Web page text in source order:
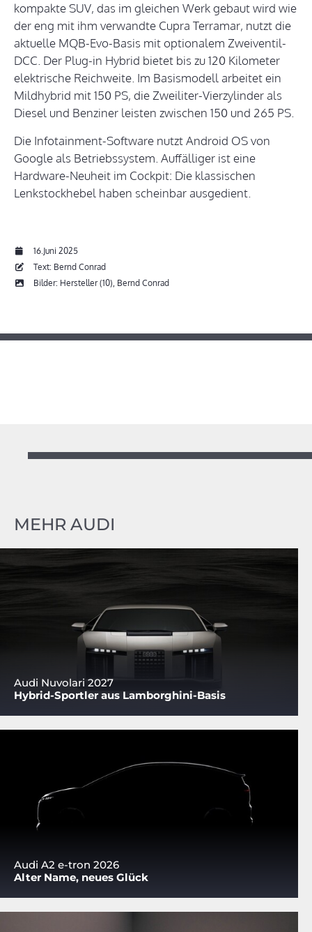
kompakte SUV, das im gleichen Werk gebaut wird wie
der eng mit ihm verwandte Cupra Terramar, nutzt die
aktuelle MQB-Evo-Basis mit optionalem Zweiventil-
DCC. Der Plug-in Hybrid bietet bis zu 120 Kilometer
elektrische Reichweite. Im Basismodell arbeitet ein
Mildhybrid mit 150 PS, die Zweiliter-Vierzylinder als
Diesel und Benziner leisten zwischen 150 und 265 PS.
Die Infotainment-Software nutzt Android OS von
Google als Betriebssystem. Auffälliger ist eine
Hardware-Neuheit im Cockpit: Die klassischen
Lenkstockhebel haben scheinbar ausgedient.
16.Juni 2025
Text: Bernd Conrad
Bilder: Hersteller (10), Bernd Conrad
MEHR AUDI
Audi Nuvolari 2027
Hybrid-Sportler aus Lamborghini-Basis
Audi A2 e-tron 2026
Alter Name, neues Glück